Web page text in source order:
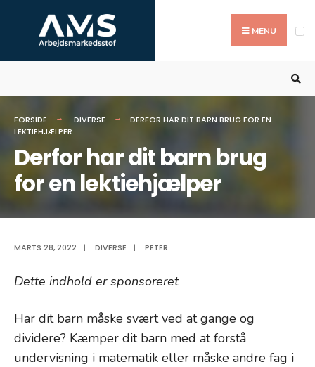
MENU
FORSIDE DIVERSE
DERFOR HAR DIT BARN BRUG FOR EN
LEKTIEHJÆLPER
Derfor har dit barn brug
for en lektiehjælper
MARTS 28, 2022 | DIVERSE | PETER
Dette indhold er sponsoreret
Har dit barn måske svært ved at gange og
dividere? Kæmper dit barn med at forstå
undervisning i matematik eller måske andre fag i
for: